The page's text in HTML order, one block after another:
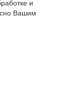
и
Вашим